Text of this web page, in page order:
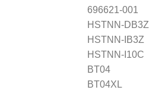
696621-001
HSTNN-DB3Z
HSTNN-IB3Z
HSTNN-I10C
BT04
BT04XL